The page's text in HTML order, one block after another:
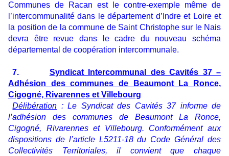
Communes de Racan est le contre-exemple même de
l’intercommunalité dans le département d’Indre et Loire et
la position de la commune de Saint Christophe sur le Nais
devra être revue dans le cadre du nouveau schéma
départemental de coopération intercommunale.
7. Syndicat Intercommunal des Cavités 37 –
Adhésion des communes de Beaumont La Ronce,
Cigogné, Rivarennes et Villebourg
Délibération : Le Syndicat des Cavités 37 informe de
l’adhésion des communes de Beaumont La Ronce,
Cigogné, Rivarennes et Villebourg. Conformément aux
dispositions de l’article L5211-18 du Code Général des
Collectivités Territoriales, il convient que chaque